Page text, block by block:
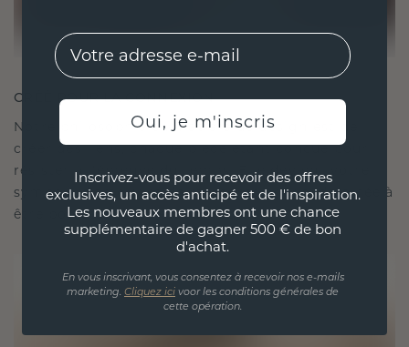
CRÉÉ POUR LA CONNEXION
Notre philosophie en matière de design est de
créer des liens, chaque pièce étant conçue pour
résister à l'épreuve du temps. Elle devient votre
symbole d'amour et de moments chéris, destinée à
être portée et chérie pour toujours.
EMail
Oui, je m'inscris
Inscrivez-vous pour recevoir des offres
exclusives, un accès anticipé et de l'inspiration.
Les nouveaux membres ont une chance
supplémentaire de gagner 500 € de bon
d'achat.
En vous inscrivant, vous consentez à recevoir nos e-mails
marketing. Cliquez ici voor les conditions générales de
cette opération.